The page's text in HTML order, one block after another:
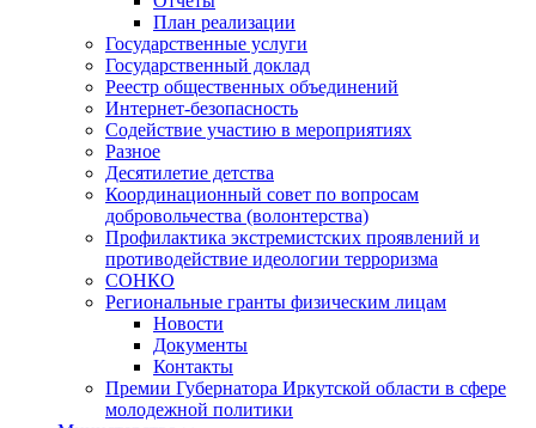
План реализации
Государственные услуги
Государственный доклад
Реестр общественных объединений
Интернет-безопасность
Содействие участию в мероприятиях
Разное
Десятилетие детства
Координационный совет по вопросам
добровольчества (волонтерства)
Профилактика экстремистских проявлений и
противодействие идеологии терроризма
СОНКО
Региональные гранты физическим лицам
Новости
Документы
Контакты
Премии Губернатора Иркутской области в сфере
молодежной политики